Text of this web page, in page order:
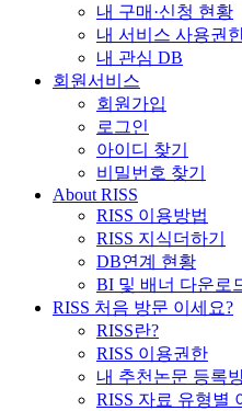
내 구매·신청 현황
내 서비스 사용권
내 관심 DB
회원서비스
회원가입
로그인
아이디 찾기
비밀번호 찾기
About RISS
RISS 이용방법
RISS 지식더하기
DB연계 현황
BI 및 배너 다운로
RISS 처음 방문 이세요?
RISS란?
RISS 이용권한
내 추천논문 등록
RISS 자료 유형별